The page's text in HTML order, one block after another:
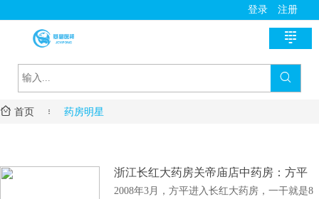
登录 注册


首页
新医讯
诊疗指南
名医风采
医学教育
 首页  药房明星
浙江长红大药房关帝庙店中药房：方平
2008年3月，方平进入长红大药房，一干就是8